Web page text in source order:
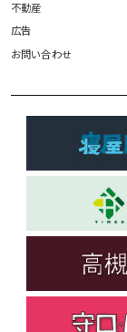
不動産
広告
お問い合わせ